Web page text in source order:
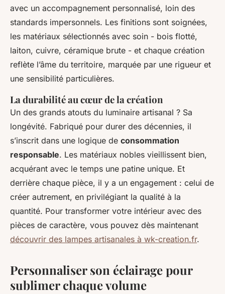
avec un accompagnement personnalisé, loin des
standards impersonnels. Les finitions sont soignées,
les matériaux sélectionnés avec soin - bois flotté,
laiton, cuivre, céramique brute - et chaque création
reflète l’âme du territoire, marquée par une rigueur et
une sensibilité particulières.
La durabilité au cœur de la création
Un des grands atouts du luminaire artisanal ? Sa
longévité. Fabriqué pour durer des décennies, il
s’inscrit dans une logique de consommation
responsable. Les matériaux nobles vieillissent bien,
acquérant avec le temps une patine unique. Et
derrière chaque pièce, il y a un engagement : celui de
créer autrement, en privilégiant la qualité à la
quantité. Pour transformer votre intérieur avec des
pièces de caractère, vous pouvez dès maintenant
découvrir des lampes artisanales à wk-creation.fr.
Personnaliser son éclairage pour
sublimer chaque volume